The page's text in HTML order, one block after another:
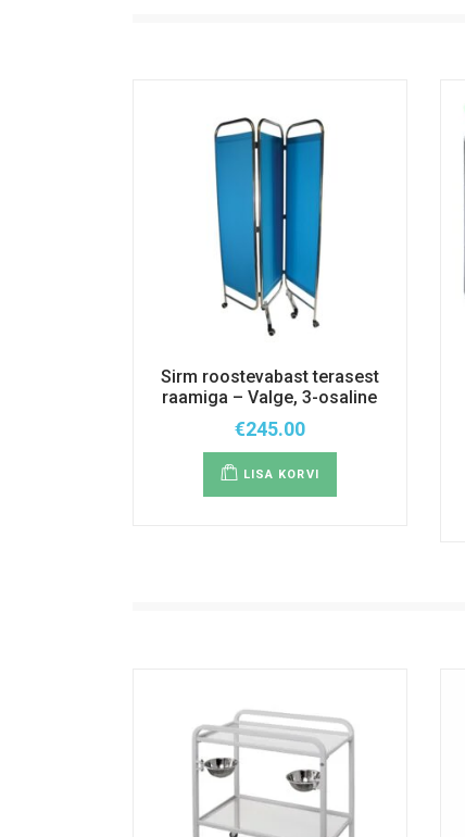
Sirm roostevabast terasest
raamiga – Valge, 3-osaline
€245.00
LISA KORVI